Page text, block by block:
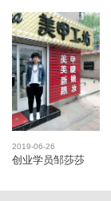
2019-06-26
创业学员邹莎莎